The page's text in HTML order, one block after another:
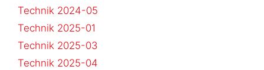
Technik 2024-05
Technik 2025-01
Technik 2025-03
Technik 2025-04